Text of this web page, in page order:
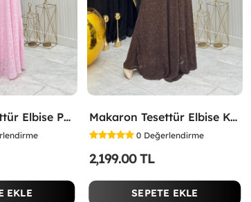
Makaron Tesettür Elbise Pembe Pembe
EKLE
Makaron Tesettür Elbise Kahverengi Kahverengi
0 Değerlendirme
2,199.00 TL
SEPETE EKLE